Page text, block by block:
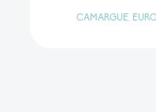
CAMARGUE,